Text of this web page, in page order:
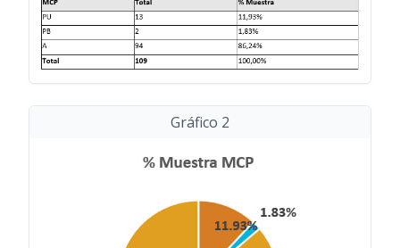
Gráfico 2